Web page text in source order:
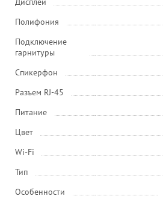
Полифония
Подключение
гарнитуры
Спикерфон
Разъем RJ-45
Питание
Цвет
Wi-Fi
Тип
Особенности